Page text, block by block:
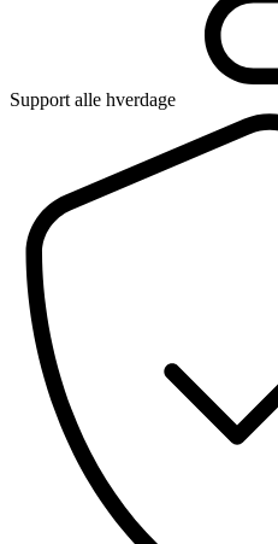
Support alle hverdage